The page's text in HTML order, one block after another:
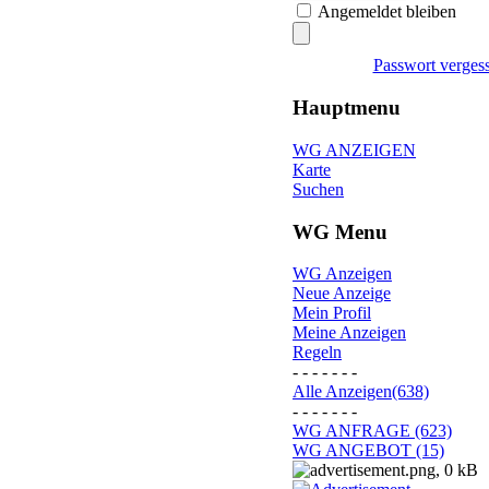
Angemeldet bleiben
Passwort
Hauptmenu
WG ANZEIGEN
Karte
Suchen
WG Menu
WG Anzeigen
Neue Anzeige
Mein Profil
Meine Anzeigen
Regeln
- - - - - - -
Alle Anzeigen(638)
- - - - - - -
WG ANFRAGE (623)
WG ANGEBOT (15)